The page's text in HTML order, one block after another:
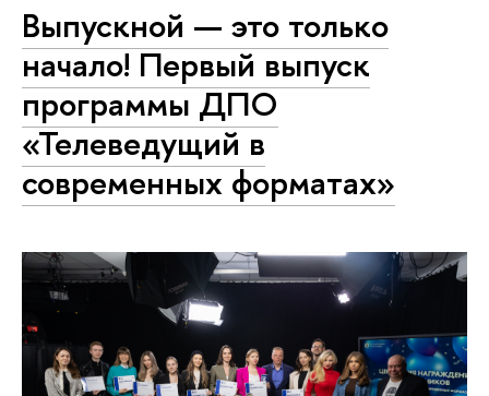
Выпускной — это только
начало! Первый выпуск
программы ДПО
«Телеведущий в
современных форматах»